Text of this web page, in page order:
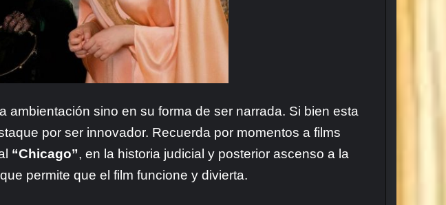
sino en su forma de ser narrada. Si bien esta
por ser innovador. Recuerda por momentos a films
“Chicago”, en la historia judicial y posterior ascenso a la
que permite que el film funcione y divierta.